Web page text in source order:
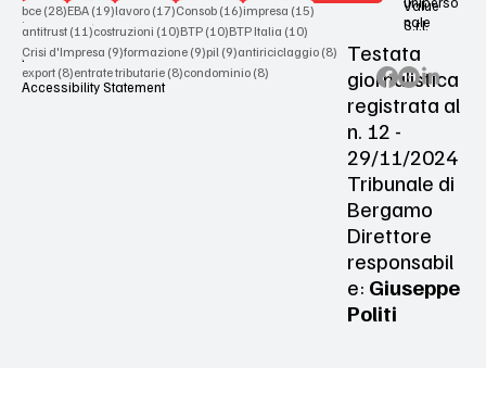
Terms & Conditions
Privacy Policy
Accessibility Statement
nale
Value
S.r.l.
Testata
giornalistica
registrata al
n. 12 -
29/11/2024
Tribunale di
Bergamo
Direttore
responsabil
e: Giuseppe
Politi
bce (28)28 post
EBA (19)19 post
lavoro (17)17 post
Consob (16)16 post
impresa (15)15 post
antitrust (11)11 post
costruzioni (10)10 post
BTP (10)10 post
BTP Italia (10)10 post
Crisi d'Impresa (9)9 post
formazione (9)9 post
pil (9)9 post
antiriciclaggio (8)8 post
export (8)8 post
entrate tributarie (8)8 post
condominio (8)8 post